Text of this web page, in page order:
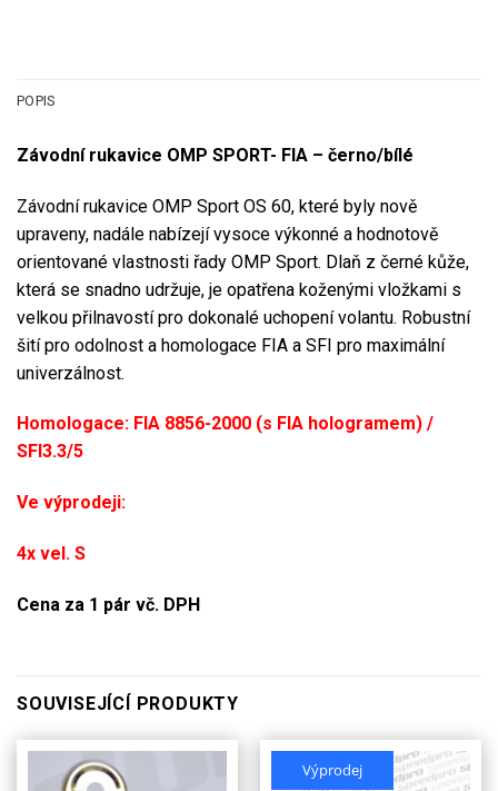
POPIS
Závodní rukavice OMP SPORT- FIA – černo/bílé
Závodní rukavice OMP Sport OS 60, které byly nově
upraveny, nadále nabízejí vysoce výkonné a hodnotově
orientované vlastnosti řady OMP Sport. Dlaň z černé kůže,
která se snadno udržuje, je opatřena koženými vložkami s
velkou přilnavostí pro dokonalé uchopení volantu. Robustní
šití pro odolnost a homologace FIA ​​a SFI pro maximální
univerzálnost.
Homologace: FIA 8856-2000 (s FIA hologramem) /
SFI3.3/5
Ve výprodeji:
4x vel. S
Cena za 1 pár vč. DPH
SOUVISEJÍCÍ PRODUKTY
Výprodej